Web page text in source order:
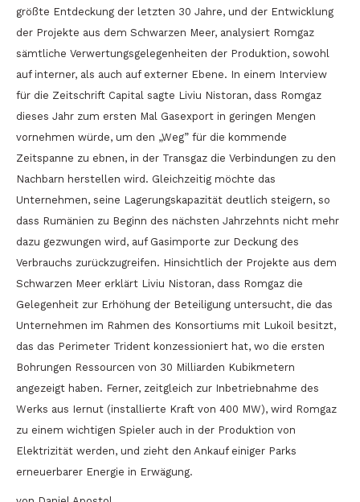
größte Entdeckung der letzten 30 Jahre, und der Entwicklung
der Projekte aus dem Schwarzen Meer, analysiert Romgaz
sämtliche Verwertungsgelegenheiten der Produktion, sowohl
auf interner, als auch auf externer Ebene. In einem Interview
für die Zeitschrift Capital sagte Liviu Nistoran, dass Romgaz
dieses Jahr zum ersten Mal Gasexport in geringen Mengen
vornehmen würde, um den „Weg” für die kommende
Zeitspanne zu ebnen, in der Transgaz die Verbindungen zu den
Nachbarn herstellen wird. Gleichzeitig möchte das
Unternehmen, seine Lagerungskapazität deutlich steigern, so
dass Rumänien zu Beginn des nächsten Jahrzehnts nicht mehr
dazu gezwungen wird, auf Gasimporte zur Deckung des
Verbrauchs zurückzugreifen. Hinsichtlich der Projekte aus dem
Schwarzen Meer erklärt Liviu Nistoran, dass Romgaz die
Gelegenheit zur Erhöhung der Beteiligung untersucht, die das
Unternehmen im Rahmen des Konsortiums mit Lukoil besitzt,
das das Perimeter Trident konzessioniert hat, wo die ersten
Bohrungen Ressourcen von 30 Milliarden Kubikmetern
angezeigt haben. Ferner, zeitgleich zur Inbetriebnahme des
Werks aus Iernut (installierte Kraft von 400 MW), wird Romgaz
zu einem wichtigen Spieler auch in der Produktion von
Elektrizität werden, und zieht den Ankauf einiger Parks
erneuerbarer Energie in Erwägung.